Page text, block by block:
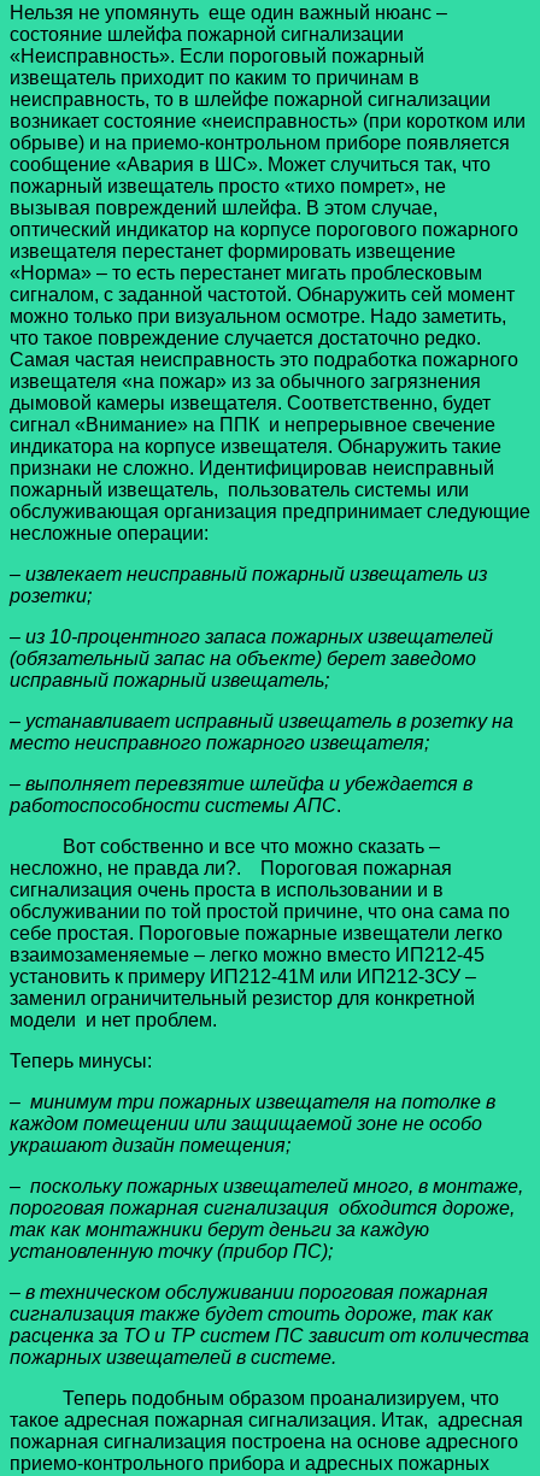
Нельзя не упомянуть еще один важный нюанс –
состояние шлейфа пожарной сигнализации
«Неисправность». Если пороговый пожарный
извещатель приходит по каким то причинам в
неисправность, то в шлейфе пожарной сигнализации
возникает состояние «неисправность» (при коротком или
обрыве) и на приемо-контрольном приборе появляется
сообщение «Авария в ШС». Может случиться так, что
пожарный извещатель просто «тихо помрет», не
вызывая повреждений шлейфа. В этом случае,
оптический индикатор на корпусе порогового пожарного
извещателя перестанет формировать извещение
«Норма» – то есть перестанет мигать проблесковым
сигналом, с заданной частотой. Обнаружить сей момент
можно только при визуальном осмотре. Надо заметить,
что такое повреждение случается достаточно редко.
Самая частая неисправность это подработка пожарного
извещателя «на пожар» из за обычного загрязнения
дымовой камеры извещателя. Соответственно, будет
сигнал «Внимание» на ППК и непрерывное свечение
индикатора на корпусе извещателя. Обнаружить такие
признаки не сложно. Идентифицировав неисправный
пожарный извещатель, пользователь системы или
обслуживающая организация предпринимает следующие
несложные операции:
– извлекает неисправный пожарный извещатель из
розетки;
– из 10-процентного запаса пожарных извещателей
(обязательный запас на объекте) берет заведомо
исправный пожарный извещатель;
– устанавливает исправный извещатель в розетку на
место неисправного пожарного извещателя;
– выполняет перевзятие шлейфа и убеждается в
работоспособности системы АПС.
Вот собственно и все что можно сказать –
несложно, не правда ли?. Пороговая пожарная
сигнализация очень проста в использовании и в
обслуживании по той простой причине, что она сама по
себе простая. Пороговые пожарные извещатели легко
взаимозаменяемые – легко можно вместо ИП212-45
установить к примеру ИП212-41М или ИП212-3СУ –
заменил ограничительный резистор для конкретной
модели и нет проблем.
Теперь минусы:
– минимум три пожарных извещателя на потолке в
каждом помещении или защищаемой зоне не особо
украшают дизайн помещения;
– поскольку пожарных извещателей много, в монтаже,
пороговая пожарная сигнализация обходится дороже,
так как монтажники берут деньги за каждую
установленную точку (прибор ПС);
– в техническом обслуживании пороговая пожарная
сигнализация также будет стоить дороже, так как
расценка за ТО и ТР систем ПС зависит от количества
пожарных извещателей в системе.
Теперь подобным образом проанализируем, что
такое адресная пожарная сигнализация. Итак, адресная
пожарная сигнализация построена на основе адресного
приемо-контрольного прибора и адресных пожарных